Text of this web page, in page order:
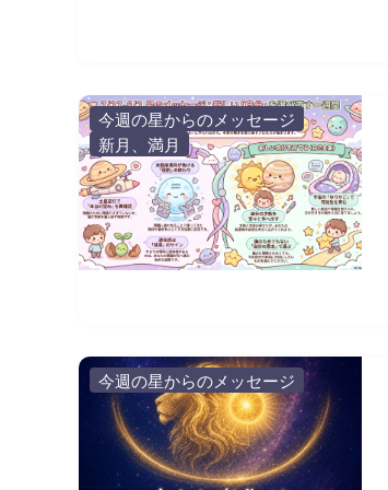
今週の星からのメッセージ
新月、満月
今週の星からのメッセージ